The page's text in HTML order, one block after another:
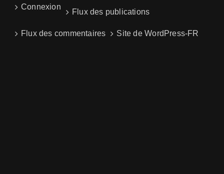
Connexion
Flux des publications
Flux des commentaires Site de WordPress-FR